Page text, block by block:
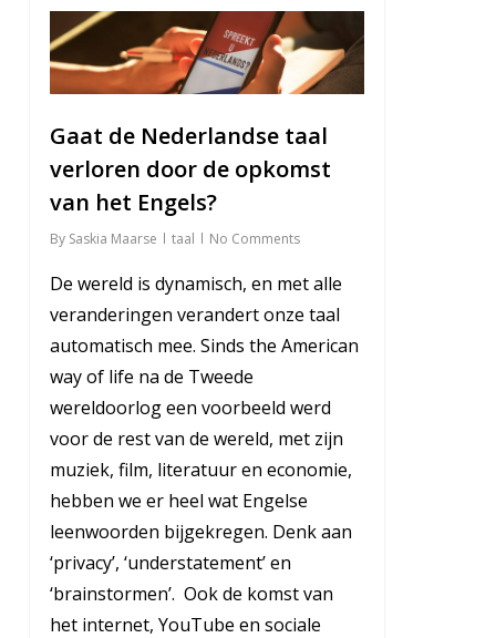
Gaat de Nederlandse taal
verloren door de opkomst
van het Engels?
By Saskia Maarse taal No Comments
De wereld is dynamisch, en met alle
veranderingen verandert onze taal
automatisch mee. Sinds the American
way of life na de Tweede
wereldoorlog een voorbeeld werd
voor de rest van de wereld, met zijn
muziek, film, literatuur en economie,
hebben we er heel wat Engelse
leenwoorden bijgekregen. Denk aan
‘privacy’, ‘understatement’ en
‘brainstormen’. Ook de komst van
het internet, YouTube en sociale